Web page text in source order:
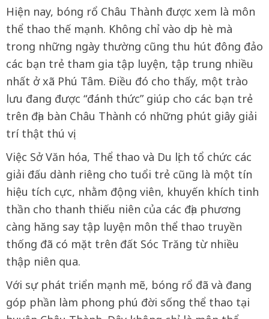
Hiện nay, bóng rổ Châu Thành được xem là môn
thể thao thế mạnh. Không chỉ vào dịp hè mà
trong những ngày thường cũng thu hút đông đảo
các bạn trẻ tham gia tập luyện, tập trung nhiều
nhất ở xã Phú Tâm. Điều đó cho thấy, một trào
lưu đang được “đánh thức” giúp cho các bạn trẻ
trên địa bàn Châu Thành có những phút giây giải
trí thật thú vị.
Việc Sở Văn hóa, Thể thao và Du lịch tổ chức các
giải đấu dành riêng cho tuổi trẻ cũng là một tín
hiệu tích cực, nhằm động viên, khuyến khích tinh
thần cho thanh thiếu niên của các địa phương
càng hăng say tập luyện môn thể thao truyền
thống đã có mặt trên đất Sóc Trăng từ nhiều
thập niên qua.
Với sự phát triển mạnh mẽ, bóng rổ đã và đang
góp phần làm phong phú đời sống thể thao tại